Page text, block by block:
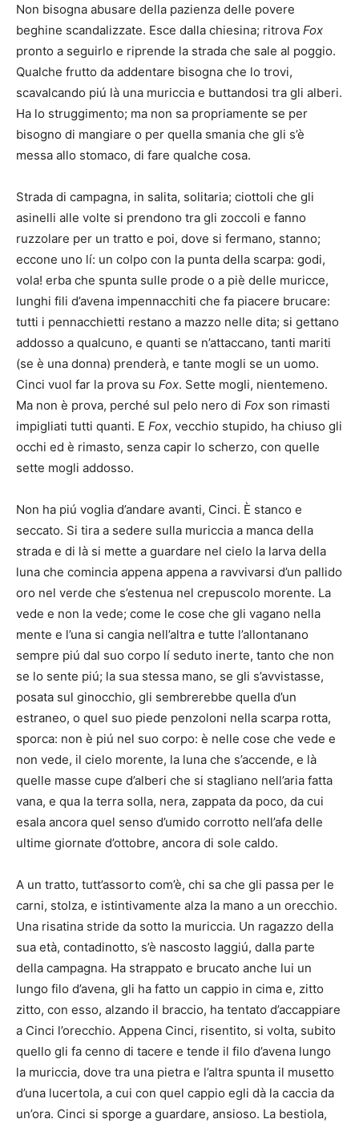
Non bisogna abusare della pazienza delle povere
beghine scandalizzate. Esce dalla chiesina; ritrova Fox
pronto a seguirlo e riprende la strada che sale al poggio.
Qualche frutto da addentare bisogna che lo trovi,
scavalcando piú là una muriccia e buttandosi tra gli alberi.
Ha lo struggimento; ma non sa propriamente se per
bisogno di mangiare o per quella smania che gli s’è
messa allo stomaco, di fare qualche cosa.
Strada di campagna, in salita, solitaria; ciottoli che gli
asinelli alle volte si prendono tra gli zoccoli e fanno
ruzzolare per un tratto e poi, dove si fermano, stanno;
eccone uno lí: un colpo con la punta della scarpa: godi,
vola! erba che spunta sulle prode o a piè delle muricce,
lunghi fili d’avena impennacchiti che fa piacere brucare:
tutti i pennacchietti restano a mazzo nelle dita; si gettano
addosso a qualcuno, e quanti se n’attaccano, tanti mariti
(se è una donna) prenderà, e tante mogli se un uomo.
Cinci vuol far la prova su Fox. Sette mogli, nientemeno.
Ma non è prova, perché sul pelo nero di Fox son rimasti
impigliati tutti quanti. E Fox, vecchio stupido, ha chiuso gli
occhi ed è rimasto, senza capir lo scherzo, con quelle
sette mogli addosso.
Non ha piú voglia d’andare avanti, Cinci. È stanco e
seccato. Si tira a sedere sulla muriccia a manca della
strada e di là si mette a guardare nel cielo la larva della
luna che comincia appena appena a ravvivarsi d’un pallido
oro nel verde che s’estenua nel crepuscolo morente. La
vede e non la vede; come le cose che gli vagano nella
mente e l’una si cangia nell’altra e tutte l’allontanano
sempre piú dal suo corpo lí seduto inerte, tanto che non
se lo sente piú; la sua stessa mano, se gli s’avvistasse,
posata sul ginocchio, gli sembrerebbe quella d’un
estraneo, o quel suo piede penzoloni nella scarpa rotta,
sporca: non è piú nel suo corpo: è nelle cose che vede e
non vede, il cielo morente, la luna che s’accende, e là
quelle masse cupe d’alberi che si stagliano nell’aria fatta
vana, e qua la terra solla, nera, zappata da poco, da cui
esala ancora quel senso d’umido corrotto nell’afa delle
ultime giornate d’ottobre, ancora di sole caldo.
A un tratto, tutt’assorto com’è, chi sa che gli passa per le
carni, stolza, e istintivamente alza la mano a un orecchio.
Una risatina stride da sotto la muriccia. Un ragazzo della
sua età, contadinotto, s’è nascosto laggiú, dalla parte
della campagna. Ha strappato e brucato anche lui un
lungo filo d’avena, gli ha fatto un cappio in cima e, zitto
zitto, con esso, alzando il braccio, ha tentato d’accappiare
a Cinci l’orecchio. Appena Cinci, risentito, si volta, subito
quello gli fa cenno di tacere e tende il filo d’avena lungo
la muriccia, dove tra una pietra e l’altra spunta il musetto
d’una lucertola, a cui con quel cappio egli dà la caccia da
un’ora. Cinci si sporge a guardare, ansioso. La bestiola,